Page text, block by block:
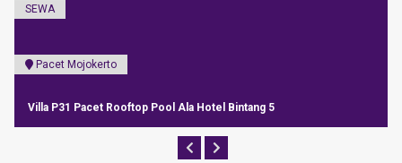
SEWA
BatuMalang
Villa GNBR Batu Privat Pool Staycation Menarik Harga Promo 2021